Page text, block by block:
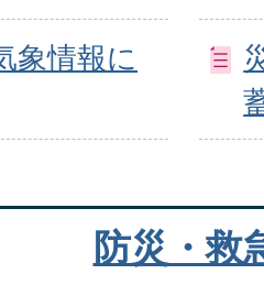
象情報に
防災・救